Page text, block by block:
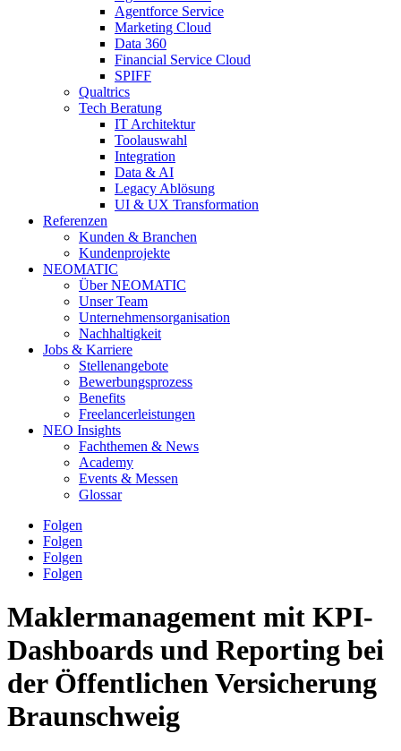
Agentforce Service
Marketing Cloud
Data 360
Financial Service Cloud
SPIFF
Qualtrics
Tech Beratung
IT Architektur
Toolauswahl
Integration
Data & AI
Legacy Ablösung
UI & UX Transformation
Referenzen
Kunden & Branchen
Kundenprojekte
NEOMATIC
Über NEOMATIC
Unser Team
Unternehmensorganisation
Nachhaltigkeit
Jobs & Karriere
Stellenangebote
Bewerbungsprozess
Benefits
Freelancerleistungen
NEO Insights
Fachthemen & News
Academy
Events & Messen
Glossar
Folgen
Folgen
Folgen
Folgen
Maklermanagement mit KPI-
Dashboards und Reporting bei
der Öffentlichen Versicherung
Braunschweig